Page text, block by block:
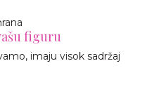
figuru
imaju visok sadržaj